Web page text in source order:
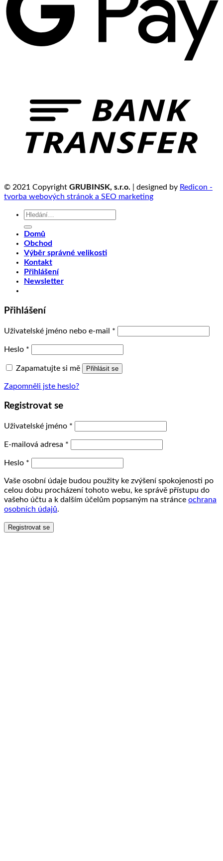
© 2021 Copyright GRUBINSK, s.r.o. | designed by Redicon -
tvorba webových stránok a SEO marketing
Hledat:
Domů
Obchod
Výběr správné velikosti
Kontakt
Přihlášení
Newsletter
Přihlášení
Uživatelské jméno nebo e-mail *
Heslo *
Zapamatujte si mě Přihlásit se
Zapomněli jste heslo?
Registrovat se
Uživatelské jméno *
E-mailová adresa *
Heslo *
Vaše osobní údaje budou použity ke zvýšení spokojenosti po
celou dobu procházení tohoto webu, ke správě přístupu do
vašeho účtu a k dalším účelům popsaným na stránce ochrana
osobních údajů.
Registrovat se